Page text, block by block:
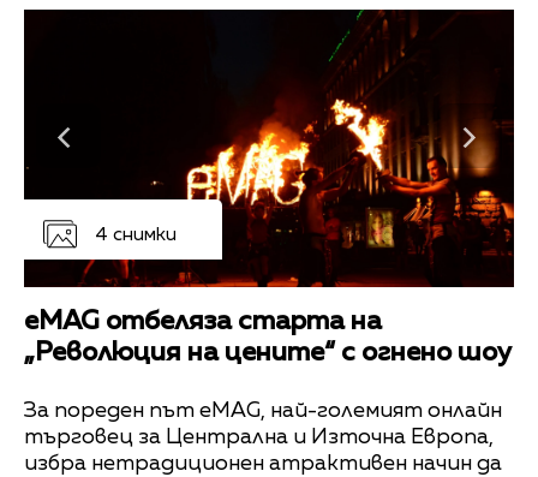
4 снимки
eMAG отбеляза старта на
„Революция на цените“ с огнено шоу
За пореден път eMAG, най-големият онлайн
търговец за Централна и Източна Европа,
избра нетрадиционен атрактивен начин да